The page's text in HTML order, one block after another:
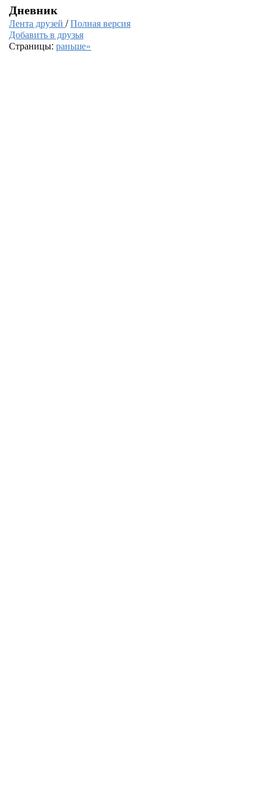
Дневник
Лента друзей /Полная версия
Добавить в друзья
Страницы: раньше»